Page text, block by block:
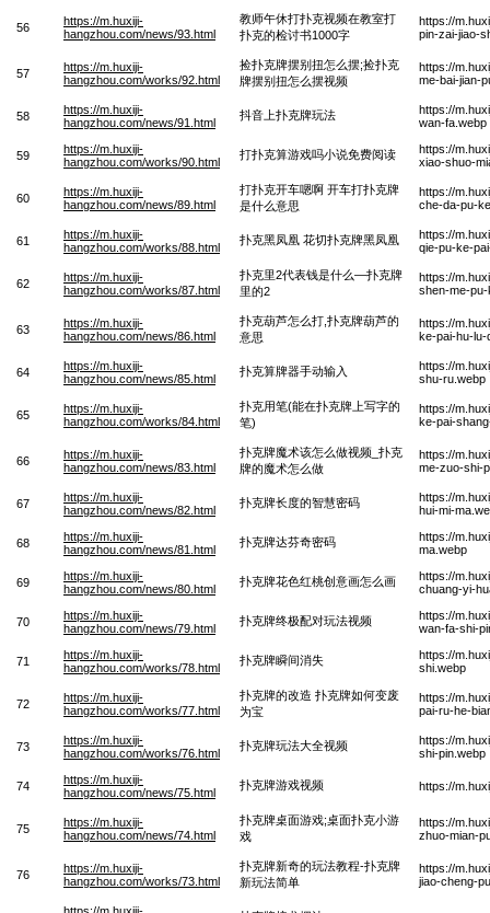
56
https://m.huxiji-
hangzhou.com/news/93.html
教师午休打扑克视频在教室打
扑克的检讨书1000字
https://
pin-zai-jiao-
57
https://m.huxiji-
hangzhou.com/works/92.html
捡扑克牌摆别扭怎么摆;捡扑克
牌摆别扭怎么摆视频
https://
me-bai-jian-
58
https://m.huxiji-
hangzhou.com/news/91.html
抖音上扑克牌玩法
https://
wan-fa.webp
59
https://m.huxiji-
hangzhou.com/works/90.html
打扑克算游戏吗小说免费阅读
https://
xiao-shuo-
60
https://m.huxiji-
hangzhou.com/news/89.html
打扑克开车嗯啊 开车打扑克牌
是什么意思
https://
che-da-pu-
61
https://m.huxiji-
hangzhou.com/works/88.html
扑克黑凤凰 花切扑克牌黑凤凰
https://
qie-pu-ke-
62
https://m.huxiji-
hangzhou.com/works/87.html
扑克里2代表钱是什么—扑克牌
里的2
https://
shen-me-
63
https://m.huxiji-
hangzhou.com/news/86.html
扑克葫芦怎么打,扑克牌葫芦的
意思
https://
ke-pai-hu-lu-
64
https://m.huxiji-
hangzhou.com/news/85.html
扑克算牌器手动输入
https://
shu-ru.webp
65
https://m.huxiji-
hangzhou.com/works/84.html
扑克用笔(能在扑克牌上写字的
笔)
https://
ke-pai-
66
https://m.huxiji-
hangzhou.com/news/83.html
扑克牌魔术该怎么做视频_扑克
牌的魔术怎么做
https://
me-zuo-shi-
67
https://m.huxiji-
hangzhou.com/news/82.html
扑克牌长度的智慧密码
https://
hui-mi-
68
https://m.huxiji-
hangzhou.com/news/81.html
扑克牌达芬奇密码
https://
ma.webp
69
https://m.huxiji-
hangzhou.com/news/80.html
扑克牌花色红桃创意画怎么画
https://
chuang-yi-
70
https://m.huxiji-
hangzhou.com/news/79.html
扑克牌终极配对玩法视频
https://
wan-fa-shi-
71
https://m.huxiji-
hangzhou.com/works/78.html
扑克牌瞬间消失
https://
shi.webp
72
https://m.huxiji-
hangzhou.com/works/77.html
扑克牌的改造 扑克牌如何变废
为宝
https://
pai-ru-he-
73
https://m.huxiji-
hangzhou.com/works/76.html
扑克牌玩法大全视频
https://
shi-pin.webp
74
https://m.huxiji-
hangzhou.com/news/75.html
扑克牌游戏视频 https://
75
https://m.huxiji-
hangzhou.com/news/74.html
扑克牌桌面游戏;桌面扑克小游
戏
https://
zhuo-mian-
76
https://m.huxiji-
hangzhou.com/works/73.html
扑克牌新奇的玩法教程-扑克牌
新玩法简单
https://
jiao-cheng-